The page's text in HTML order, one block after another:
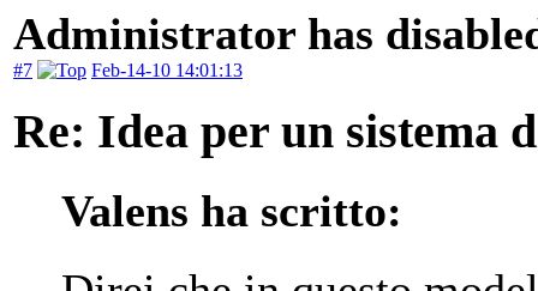
Administrator has
#7 Feb-14-10 14:01:13
Re: Idea per un sistema
Valens ha scritto: